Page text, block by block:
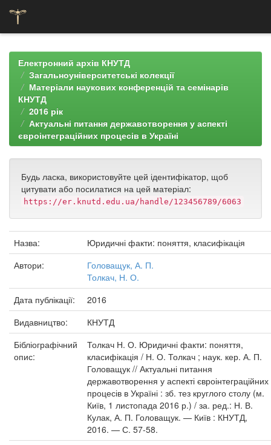
navigationЕлектронний архів КНУТД
Загальноуніверситетські колекції
Матеріали наукових конференцій та семінарів
КНУТД
2016 рік
Актуальні питання державотворення у аспекті
євроінтеграційних процесів в Україні
Будь ласка, використовуйте цей ідентифікатор, щоб
цитувати або посилатися на цей матеріал:
https://er.knutd.edu.ua/handle/123456789/6063
Назва:
Юридичні факти: поняття, класифікація
Автори:
Головащук, А. П.
Толкач, Н. О.
Дата публікації:
2016
Видавництво:
КНУТД
Бібліографічний
опис:
Толкач Н. О. Юридичні факти: поняття,
класифікація / Н. О. Толкач ; наук. кер. А. П.
Головащук // Актуальні питання
державотворення у аспекті євроінтеграційних
процесів в Україні : зб. тез круглого столу (м.
Київ, 1 листопада 2016 р.) / за. ред.: Н. В.
Кулак, А. П. Головащук. — Київ : КНУТД,
2016. — С. 57-58.